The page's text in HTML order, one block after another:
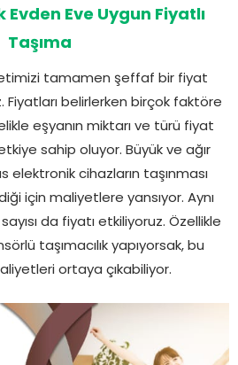
Evden Eve Uygun Fiyatlı
Taşıma
tamamen şeffaf bir fiyat
Fiyatları belirlerken birçok faktöre
eşyanın miktarı ve türü fiyat
sahip oluyor. Büyük ve ağır
elektronik cihazların taşınması
için maliyetlere yansıyor. Aynı
da fiyatı etkiliyoruz. Özellikle
taşımacılık yapıyorsak, bu
ortaya çıkabiliyor.